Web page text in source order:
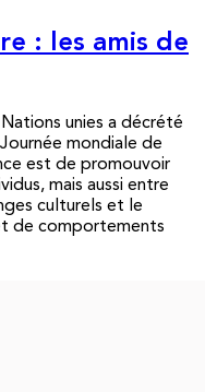
: les amis de
unies a décrété
mondiale de
est de promouvoir
mais aussi entre
culturels et le
de comportements